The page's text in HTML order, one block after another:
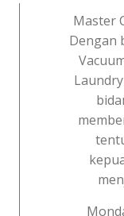
Master
Dengan